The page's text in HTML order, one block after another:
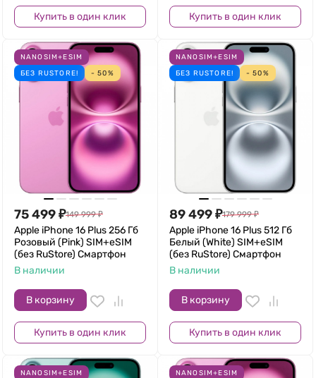
Купить в один клик Купить в один клик
NANOSIM+ESIM
БЕЗ RUSTORE!
- 50%
75 499₽149 999 ₽
Apple iPhone 16 Plus 256 Гб
Розовый (Pink) SIM+eSIM
(без RuStore) Смартфон
В наличии
В корзину
Купить в один клик
NANOSIM+ESIM
БЕЗ RUSTORE!
- 50%
89 499₽179 999 ₽
Apple iPhone 16 Plus 512 Гб
Белый (White) SIM+eSIM
(без RuStore) Смартфон
В наличии
В корзину
Купить в один клик
NANOSIM+ESIM
NANOSIM+ESIM